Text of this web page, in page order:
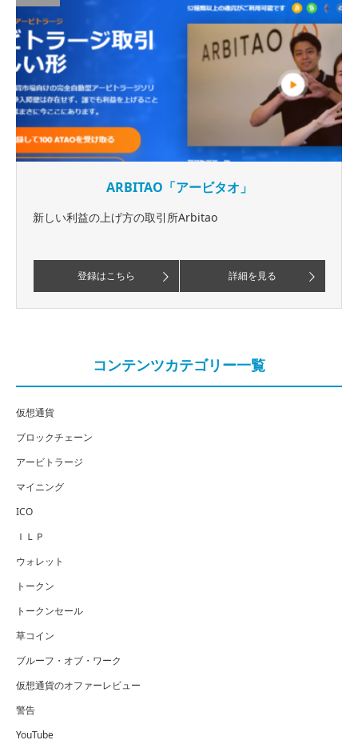
ARBITAO「アービタオ」
新しい利益の上げ方の取引所Arbitao
登録はこちら 詳細を見る
コンテンツカテゴリー一覧
仮想通貨
ブロックチェーン
アービトラージ
マイニング
ICO
ＩＬＰ
ウォレット
トークン
トークンセール
草コイン
ブルーフ・オブ・ワーク
仮想通貨のオファーレビュー
警告
YouTube